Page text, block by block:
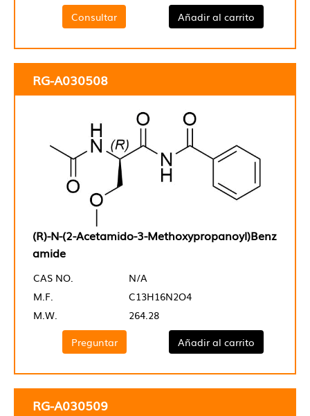
Consultar
Añadir al carrito
RG-A030508
(R)-N-(2-Acetamido-3-Methoxypropanoyl)Benz
amide
CAS NO.
N/A
M.F.
C13H16N2O4
M.W.
264.28
Preguntar
Añadir al carrito
RG-A030509